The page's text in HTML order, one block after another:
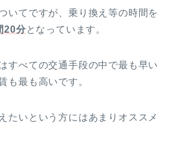
いてですが、乗り換え等の時間を
20分 となっています。
すべての交通手段の中で最も早い
も最も高いです。
たいという方にはあまりオススメ